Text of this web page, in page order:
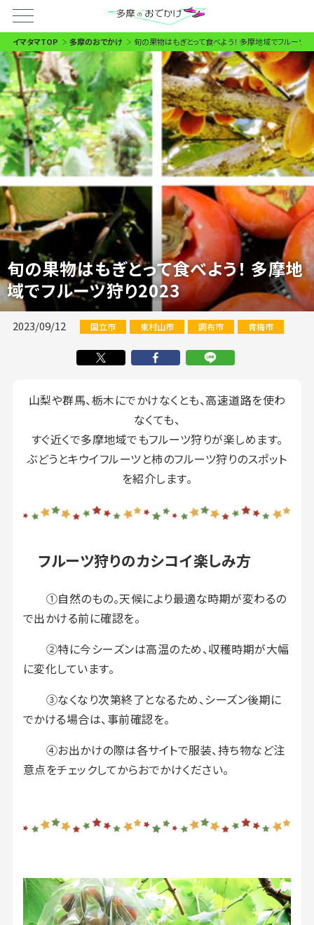
イマタマTOP 多摩のおでかけ 旬の果物はもぎとって食べよう！ 多摩地域でフルーツ
旬の果物はもぎとって食べよう！ 多摩地
域でフルーツ狩り2023
2023/09/12 国立市 東村山市 調布市 青梅市
山梨や群馬、栃木にでかけなくとも、高速道路を使わ
なくても、
すぐ近くで多摩地域でもフルーツ狩りが楽しめます。
ぶどうとキウイフルーツと柿のフルーツ狩りのスポット
を紹介します。
フルーツ狩りのカシコイ楽しみ方
①自然のもの。天候により最適な時期が変わるの
で出かける前に確認を。
②特に今シーズンは高温のため、収穫時期が大幅
に変化しています。
③なくなり次第終了となるため、シーズン後期に
でかける場合は、事前確認を。
④お出かけの際は各サイトで服装、持ち物など注
意点をチェックしてからおでかけください。